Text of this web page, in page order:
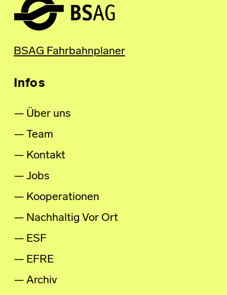
BSAG Fahrbahnplaner
Infos
Über uns
Team
Kontakt
Jobs
Kooperationen
Nachhaltig Vor Ort
ESF
EFRE
Archiv